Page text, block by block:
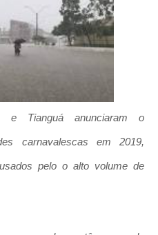
e Tianguá anunciaram o
carnavalescas em 2019,
pelo o alto volume de